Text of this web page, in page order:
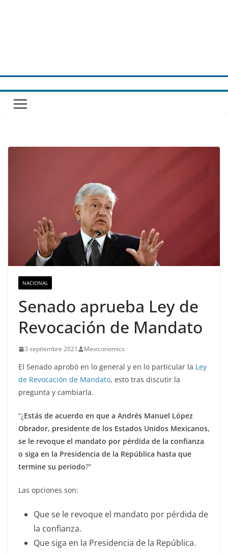
NACIONAL
Senado aprueba Ley de
Revocación de Mandato
3 septiembre 2021 Mexiconomics
El Senado aprobó en lo general y en lo particular la Ley
de Revocación de Mandato, esto tras discutir la
pregunta y cambiarla.
“¿Estás de acuerdo en que a Andrés Manuel López
Obrador, presidente de los Estados Unidos Mexicanos,
se le revoque el mandato por pérdida de la confianza
o siga en la Presidencia de la República hasta que
termine su periodo?”
Las opciones son:
Que se le revoque el mandato por pérdida de
la confianza.
Que siga en la Presidencia de la República.